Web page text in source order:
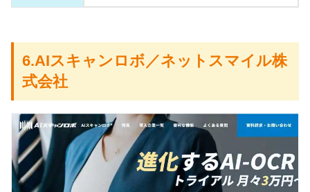
6.AIスキャンロボ／ネットスマイル株
式会社